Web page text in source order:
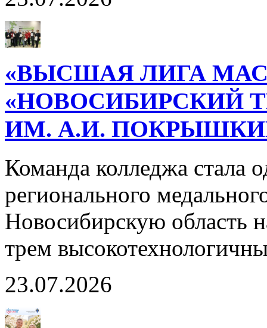
«ВЫСШАЯ ЛИГА
«НОВОСИБИРСКИЙ
ИМ. А.И.
Команда колледжа стала
регионального
Новосибирскую область
трем
23.07.2026